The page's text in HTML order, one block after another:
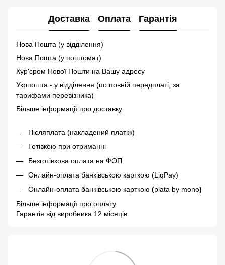
Доставка Оплата Гарантія
Нова Пошта (у відділення)
Нова Пошта (у поштомат)
Кур'єром Нової Пошти на Вашу адресу
Укрпошта - у відділення (по повній передплаті, за
тарифами перевізника)
Більше інформації про доставку
Післяплата (накладений платіж)
Готівкою при отриманні
Безготівкова оплата на ФОП
Онлайн-оплата банківською карткою (LiqPay)
Онлайн-оплата банківською карткою (plata by mono)
Більше інформації про оплату
Гарантія від виробника 12 місяців.